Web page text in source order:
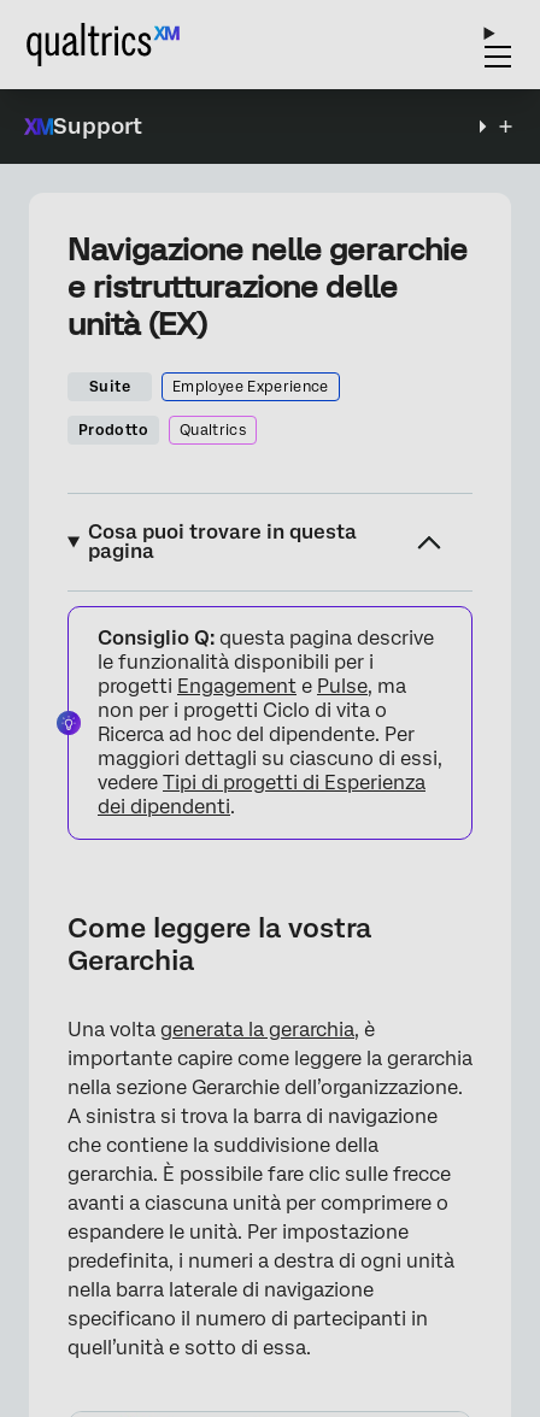
Support
Navigazione nelle gerarchie
e ristrutturazione delle
unità (EX)
Suite Employee Experience
Prodotto Qualtrics
Cosa puoi trovare in questa
pagina
Come leggere la vostra Gerarchia
Ricerca nella Gerarchia
Impostazioni della Gerarchia
Navigazione tra le gerarchie
Eliminazione delle gerarchie
Manager multipli in un’unità
Consiglio Q: questa pagina descrive
le funzionalità disponibili per i
progetti Engagement e Pulse, ma
non per i progetti Ciclo di vita o
Ricerca ad hoc del dipendente. Per
maggiori dettagli su ciascuno di essi,
vedere Tipi di progetti di Esperienza
dei dipendenti.
Come leggere la vostra
Gerarchia
Una volta generata la gerarchia, è
importante capire come leggere la gerarchia
nella sezione Gerarchie dell’organizzazione.
A sinistra si trova la barra di navigazione
che contiene la suddivisione della
gerarchia. È possibile fare clic sulle frecce
avanti a ciascuna unità per comprimere o
espandere le unità. Per impostazione
predefinita, i numeri a destra di ogni unità
nella barra laterale di navigazione
specificano il numero di partecipanti in
quell’unità e sotto di essa.